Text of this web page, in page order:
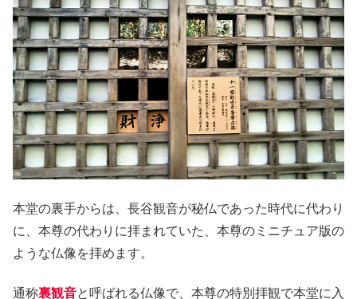
本堂の裏手からは、長谷観音が秘仏であった時代に代わり
に、本尊の代わりに拝まれていた、本尊のミニチュア版の
ような仏像を拝めます。
通称裏観音と呼ばれる仏像で、本尊の特別拝観で本堂に入